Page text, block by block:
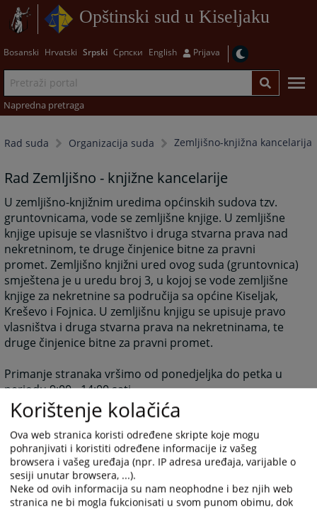
Opštinski sud u Kiseljaku
Bosanski Hrvatski Srpski Српски English Prijava
Napredna pretraga
Rad suda Organizacija suda Zemljišno-knjižna kancelarija
Rad Zemljišno - knjižne kancelarije
U zemljišno-knjižnim uredima općinskih sudova tzv.
gruntovnicama, vode se zemljišne knjige. U zemljišne
knjige upisuje se vlasništvo i druga stvarna prava nad
nekretninom, te druge činjenice bitne za pravni
promet. Zemljišno knjižni ured ovog suda (gruntovnica)
smještena je u uredu broj 3, u kojoj se vode zemljišne
knjige za nekretnine sa područija sa općine Kiseljak,
Kreševo i Fojnica. U zemljišnu knjigu se upisuje pravo
vlasništva i druga stvarna prava na nekretninama, te
druge činjenice bitne za pravni promet.
Primanje stranaka vršimo od ponedjeljka do petka u
periodu 9:00 - 14:00 sati.
5101PREGLEDA
Korištenje kolačića
Ova web stranica koristi određene skripte koje mogu
pohranjivati i koristiti određene informacije iz vašeg
browsera i vašeg uređaja (npr. IP adresa uređaja, varijable o
sesiji unutar browsera, ...).
Neke od ovih informacija su nam neophodne i bez njih web
stranica ne bi mogla fukcionisati u svom punom obimu, dok